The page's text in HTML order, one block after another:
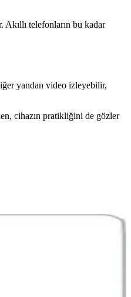
telefonların bu kadar
yandan video izleyebilir,
cihazın pratikliğini de gözler